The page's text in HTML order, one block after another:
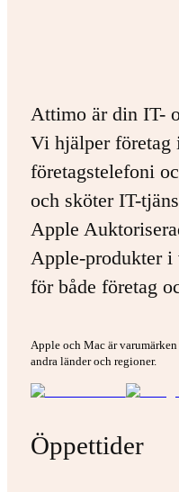
Attimo är din IT-
Vi hjälper företag
företagstelefoni
och sköter IT-
Apple
Apple-produkter i
för både företag
Apple och Mac är
andra länder och regioner.
Öppettider